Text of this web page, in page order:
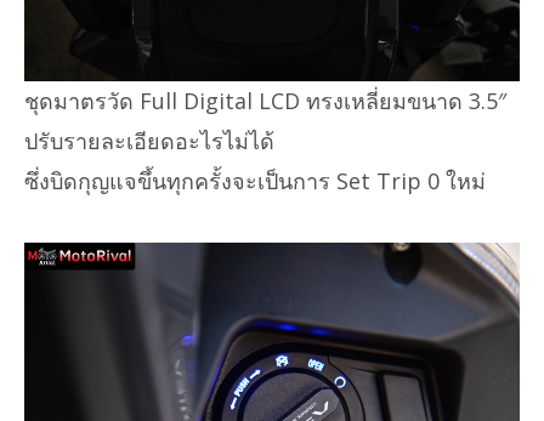
ชุดมาตรวัด Full Digital LCD ทรงเหลี่ยมขนาด 3.5″
ปรับรายละเอียดอะไรไม่ได้
ซึ่งบิดกุญแจขึ้นทุกครั้งจะเป็นการ Set Trip 0 ใหม่